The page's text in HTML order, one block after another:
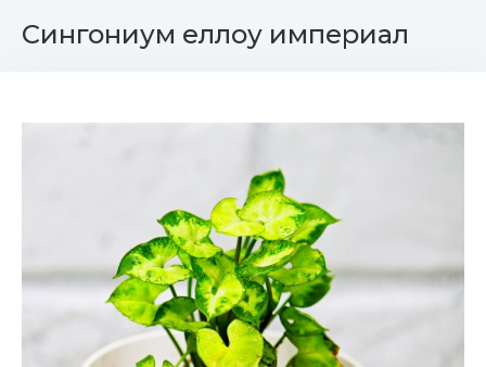
Сингониум еллоу империал